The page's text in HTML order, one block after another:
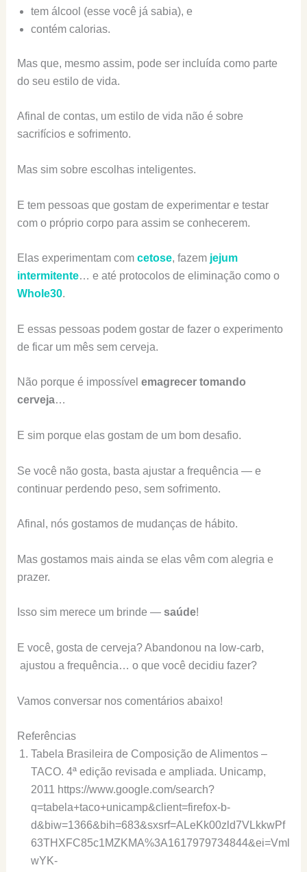
tem álcool (esse você já sabia), e
contém calorias.
Mas que, mesmo assim, pode ser incluída como parte
do seu estilo de vida.
Afinal de contas, um estilo de vida não é sobre
sacrifícios e sofrimento.
Mas sim sobre escolhas inteligentes.
E tem pessoas que gostam de experimentar e testar
com o próprio corpo para assim se conhecerem.
Elas experimentam com cetose, fazem jejum
intermitente… e até protocolos de eliminação como o
Whole30.
E essas pessoas podem gostar de fazer o experimento
de ficar um mês sem cerveja.
Não porque é impossível emagrecer tomando
cerveja…
E sim porque elas gostam de um bom desafio.
Se você não gosta, basta ajustar a frequência — e
continuar perdendo peso, sem sofrimento.
Afinal, nós gostamos de mudanças de hábito.
Mas gostamos mais ainda se elas vêm com alegria e
prazer.
Isso sim merece um brinde — saúde!
E você, gosta de cerveja? Abandonou na low-carb,
ajustou a frequência… o que você decidiu fazer?
Vamos conversar nos comentários abaixo!
Referências
Tabela Brasileira de Composição de Alimentos –
TACO. 4ª edição revisada e ampliada. Unicamp,
2011 https://www.google.com/search?
q=tabela+taco+unicamp&client=firefox-b-
d&biw=1366&bih=683&sxsrf=ALeKk00zld7VLkkwPf
63THXFC85c1MZKMA%3A1617979734844&ei=Vml
wYK-